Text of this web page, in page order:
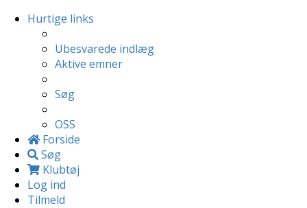
Hurtige links
Ubesvarede indlæg
Aktive emner
Søg
OSS
Forside
Søg
Klubtøj
Log ind
Tilmeld